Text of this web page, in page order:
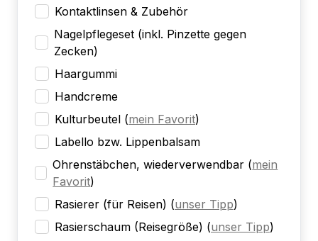
Kontaktlinsen & Zubehör
Nagelpflegeset (inkl. Pinzette gegen
Zecken)
Haargummi
Handcreme
Kulturbeutel (mein Favorit)
Labello bzw. Lippenbalsam
Ohrenstäbchen, wiederverwendbar (mein
Favorit)
Rasierer (für Reisen) (unser Tipp)
Rasierschaum (Reisegröße) (unser Tipp)